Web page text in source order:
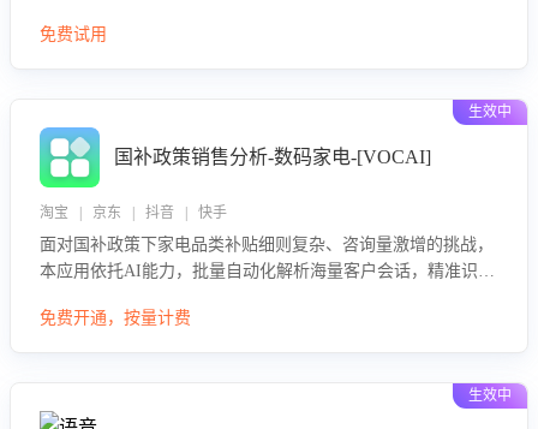
免费试用
生效中
国补政策销售分析-数码家电-[VOCAI]
淘宝 | 京东 | 抖音 | 快手
面对国补政策下家电品类补贴细则复杂、咨询量激增的挑战，
本应用依托AI能力，批量自动化解析海量客户会话，精准识别
向，深度洞察决策动因。同时全面评估客服团队政策解读准确
免费开通，按量计费
生效中